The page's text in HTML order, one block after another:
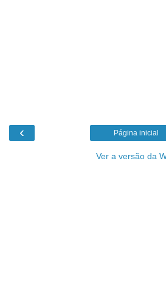
‹ Página inicial
Ver a versão da